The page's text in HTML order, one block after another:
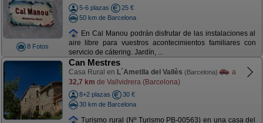
8 Fotos
5-6 plazas
25 €
50 km de Barcelona
En Cal Manou podrán disfrutar de las instalaciones al
aire libre para vuestros acontecimientos familiares con
servicio de cátering. Jardín, ...
Can Mestres
Casa Rural en L´Ametlla del Vallès (Barcelona)
a
32,7 km de Vallvidrera (Barcelona)
8+2 plazas
30 €
30 km de Barcelona
Turismo rural (Nº Turismo PB-00563) en una casa del